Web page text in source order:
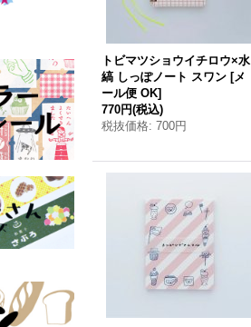
トビマツショウイチロウ×水
縞 しっぽノート スワン [メ
ール便 OK]
770円(税込)
税抜価格: 700円